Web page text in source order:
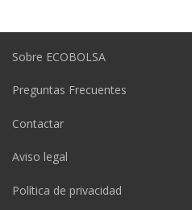
Sobre ECOBOLSA
Preguntas Frecuentes
Contactar
Aviso legal
Política de privacidad